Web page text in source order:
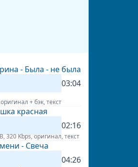
- Была - не была
03:04
+ бэк, текст
красная
02:16
320 Kbps, оригинал, текст
- Свеча
04:26